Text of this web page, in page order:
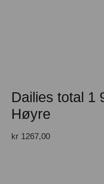
Dailies total 1
Høyre
kr 1267,00